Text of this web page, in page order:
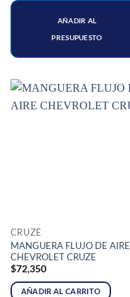
AÑADIR AL
PRESUPUESTO
CRUZE
MANGUERA FLUJO DE AIRE
CHEVROLET CRUZE
$72,350
AÑADIR AL CARRITO